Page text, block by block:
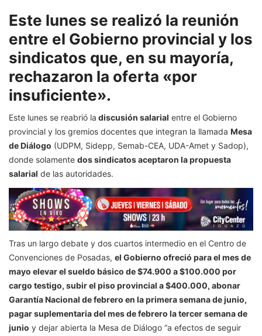
Este lunes se realizó la reunión
entre el Gobierno provincial y los
sindicatos que, en su mayoría,
rechazaron la oferta «por
insuficiente».
Este lunes se reabrió la discusión salarial entre el Gobierno
provincial y los gremios docentes que integran la llamada Mesa
de Diálogo (UDPM, Sidepp, Semab-CEA, UDA-Amet y Sadop),
donde solamente dos sindicatos aceptaron la propuesta
salarial de las autoridades.
Tras un largo debate y dos cuartos intermedio en el Centro de
Convenciones de Posadas, el Gobierno ofreció para el mes de
mayo elevar el sueldo básico de $74.900 a $100.000 por
cargo testigo, subir el piso provincial a $400.000, abonar
Garantía Nacional de febrero en la primera semana de junio,
pagar suplementaria del mes de febrero la tercer semana de
junio y dejar abierta la Mesa de Diálogo “a efectos de seguir